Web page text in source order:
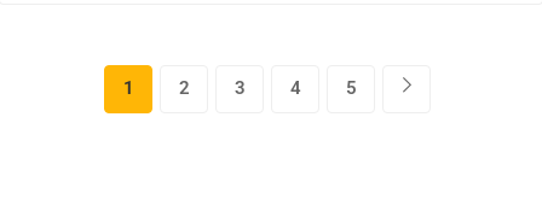
1 2 3 4 5